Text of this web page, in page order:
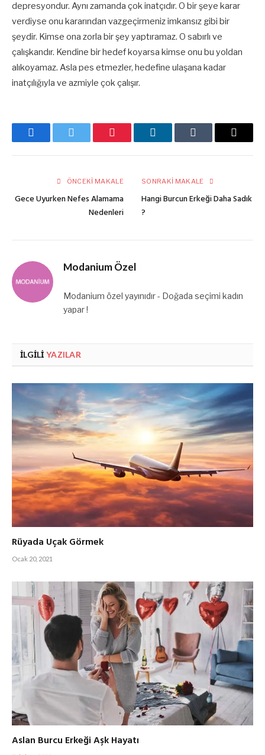
depresyondur. Aynı zamanda çok inatçıdır. O bir şeye karar
verdiyse onu kararından vazgeçirmeniz imkansız gibi bir
şeydir. Kimse ona zorla bir şey yaptıramaz. O sabırlı ve
çalışkandır. Kendine bir hedef koyarsa kimse onu bu yoldan
alıkoyamaz. Asla pes etmezler, hedefine ulaşana kadar
inatçılığıyla ve azmiyle çok çalışır.
FacebookTwitter Pinterest LinkedInTumblr
E-
ÖNCEKI MAKALE
Gece Uyurken Nefes Alamama
Nedenleri
SONRAKI MAKALE
Hangi Burcun Erkeği Daha Sadık
?
Modanium Özel
Modanium özel yayınıdır - Doğada seçimi kadın
yapar !
İLGILI YAZILAR
Rüyada Uçak Görmek
Ocak 20, 2021
Aslan Burcu Erkeği Aşk Hayatı